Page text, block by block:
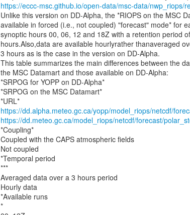
https://eccc-msc.github.io/open-data/msc-data/nwp_riops/
Unlike this version on DD-Alpha, the *RIOPS on the MSC
available in forced (i.e., not coupled) "forecast" mode* for
synoptic hours 00, 06, 12 and 18Z with a retention period
hours.Also,data are available hourlyrather thanaveraged
3 hours as is the case in the version on DD-Alpha.
This table summarizes the main differences between the
the MSC Datamart and those available on DD-Alpha:
*SRPOG for YOPP on DD-Alpha*
*SRPOG on the MSC Datamart*
https://dd.alpha.meteo.gc.ca/yopp/model_riops/netcdf/
https://dd.meteo.gc.ca/model_riops/netcdf/forecast/
*Coupling*
Coupled with the CAPS atmospheric fields
Not coupled
*Temporal period
***
Averaged data over a 3 hours period
Hourly data
*Available runs
*